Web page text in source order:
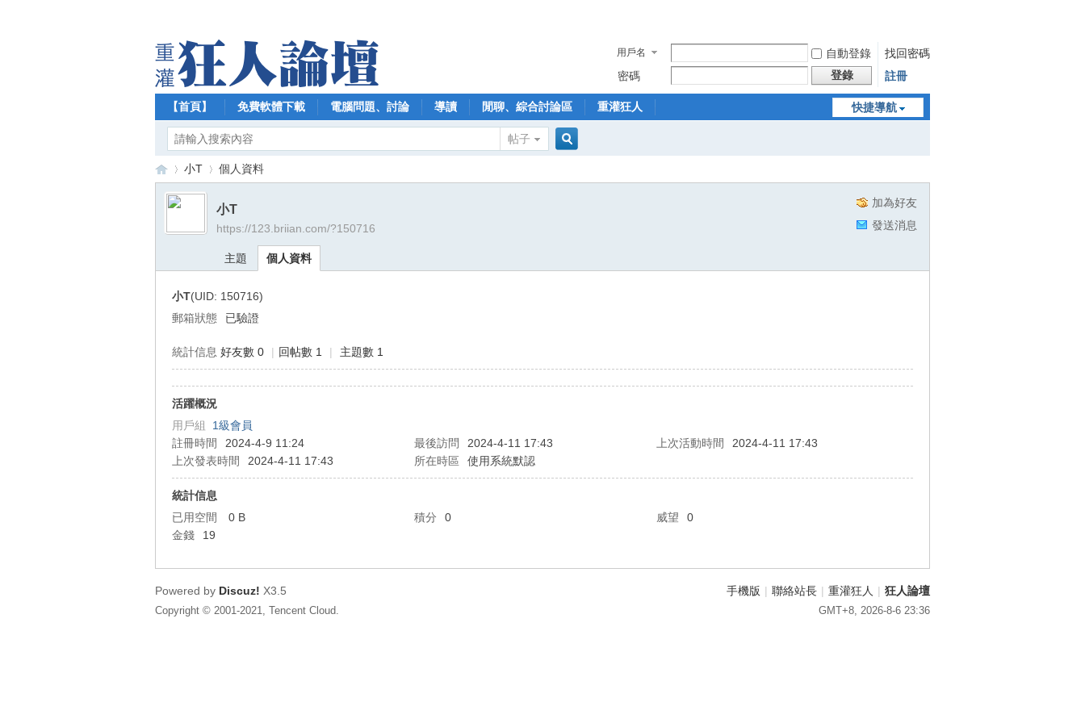
用戶名 自動登錄
找回密碼
密碼
登錄 註冊
快捷導航
【首頁】 免費軟體下載 電腦問題、討論 導讀 閒聊、綜合討論區 重灌狂人
帖子
›
小T
›
個人資料
加為好友
發送消息
小T
https://123.briian.com/?150716
主題 個人資料
小T(UID: 150716)
郵箱狀態
已驗證
統計信息 好友數 0 | 回帖數 1 | 主題數 1
活躍概況
用戶組 1級會員
註冊時間
2024-4-9 11:24 最後訪問 2024-4-11 17:43 上次活動時間
2024-4-11 17:43
上次發表時間
2024-4-11 17:43 所在時區 使用系統默認
統計信息
已用空間
0 B 積分 0 威望
0
金錢
19
手機版 | 聯絡站長 | 重灌狂人 | 狂人論壇
GMT+8, 2026-8-6 23:36
Powered by Discuz! X3.5
Copyright © 2001-2021, Tencent Cloud.